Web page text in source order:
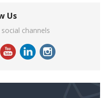
Us
channels